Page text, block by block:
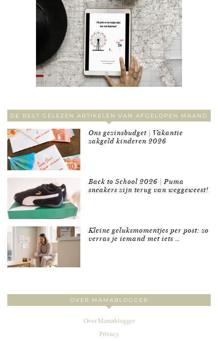
DE BEST GELEZEN ARTIKELEN VAN AFGELOPEN MAAND
Ons gezinsbudget | Vakantie
zakgeld kinderen 2026
Back to School 2026 | Puma
sneakers zijn terug van weggeweest!
Kleine geluksmomentjes per post: zo
verras je iemand met iets …
OVER MAMABLOGGER
Over Mamablogger
Privacy